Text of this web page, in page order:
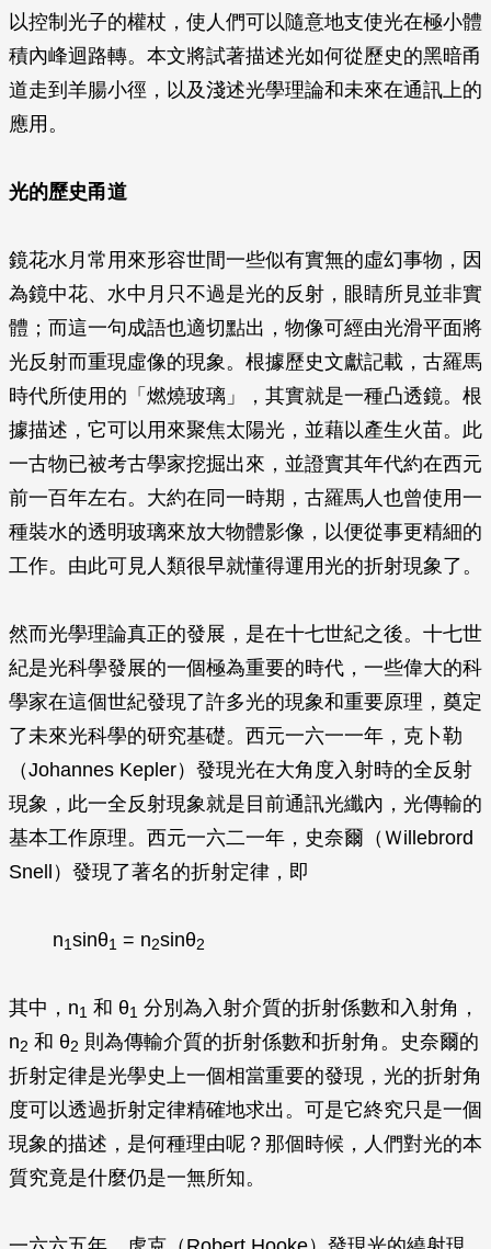
以控制光子的權杖，使人們可以隨意地支使光在極小體
積內峰迴路轉。本文將試著描述光如何從歷史的黑暗甬
道走到羊腸小徑，以及淺述光學理論和未來在通訊上的
應用。
光的歷史甬道
鏡花水月常用來形容世間一些似有實無的虛幻事物，因
為鏡中花、水中月只不過是光的反射，眼睛所見並非實
體；而這一句成語也適切點出，物像可經由光滑平面將
光反射而重現虛像的現象。根據歷史文獻記載，古羅馬
時代所使用的「燃燒玻璃」，其實就是一種凸透鏡。根
據描述，它可以用來聚焦太陽光，並藉以產生火苗。此
一古物已被考古學家挖掘出來，並證實其年代約在西元
前一百年左右。大約在同一時期，古羅馬人也曾使用一
種裝水的透明玻璃來放大物體影像，以便從事更精細的
工作。由此可見人類很早就懂得運用光的折射現象了。
然而光學理論真正的發展，是在十七世紀之後。十七世
紀是光科學發展的一個極為重要的時代，一些偉大的科
學家在這個世紀發現了許多光的現象和重要原理，奠定
了未來光科學的研究基礎。西元一六一一年，克卜勒
（Johannes Kepler）發現光在大角度入射時的全反射
現象，此一全反射現象就是目前通訊光纖內，光傳輸的
基本工作原理。西元一六二一年，史奈爾（Ｗillebrord
Snell）發現了著名的折射定律，即
n1sinθ1 = n2sinθ2
其中， n1 和 θ1 分別為入射介質的折射係數和入射角，
n2 和 θ2 則為傳輸介質的折射係數和折射角。史奈爾的
折射定律是光學史上一個相當重要的發現，光的折射角
度可以透過折射定律精確地求出。可是它終究只是一個
現象的描述，是何種理由呢？那個時候，人們對光的本
質究竟是什麼仍是一無所知。